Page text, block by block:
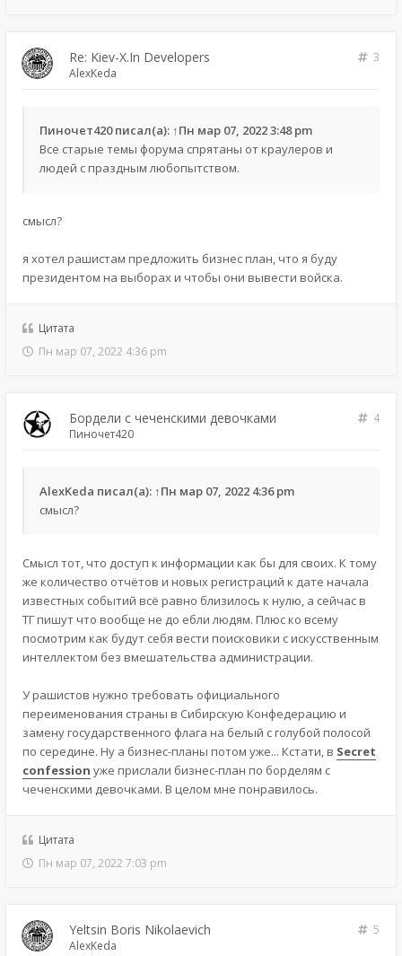
Re: Kiev-X.In Developers
3
AlexKeda
Пиночет420писал(а): ↑Пн мар 07, 2022 3:48 pm
Все старые темы форума спрятаны от краулеров и
людей с праздным любопытством.
смысл?
я хотел рашистам предложить бизнес план, что я буду
президентом на выборах и чтобы они вывести войска.
Цитата
Пн мар 07, 2022 4:36 pm
Бордели с чеченскими девочками
4
Пиночет420
AlexKeda писал(а): ↑Пн мар 07, 2022 4:36 pm
смысл?
Смысл тот, что доступ к информации как бы для своих. К тому
же количество отчётов и новых регистраций к дате начала
известных событий всё равно близилось к нулю, а сейчас в
ТГ пишут что вообще не до ебли людям. Плюс ко всему
посмотрим как будут себя вести поисковики с искусственным
интеллектом без вмешательства администрации.
У рашистов нужно требовать официального
переименования страны в Сибирскую Конфедерацию и
замену государственного флага на белый с голубой полосой
по середине. Ну а бизнес-планы потом уже... Кстати, в Secret
confession уже прислали бизнес-план по борделям с
чеченскими девочками. В целом мне понравилось.
Цитата
Пн мар 07, 2022 7:03 pm
Yeltsin Boris Nikolaevich
5
AlexKeda